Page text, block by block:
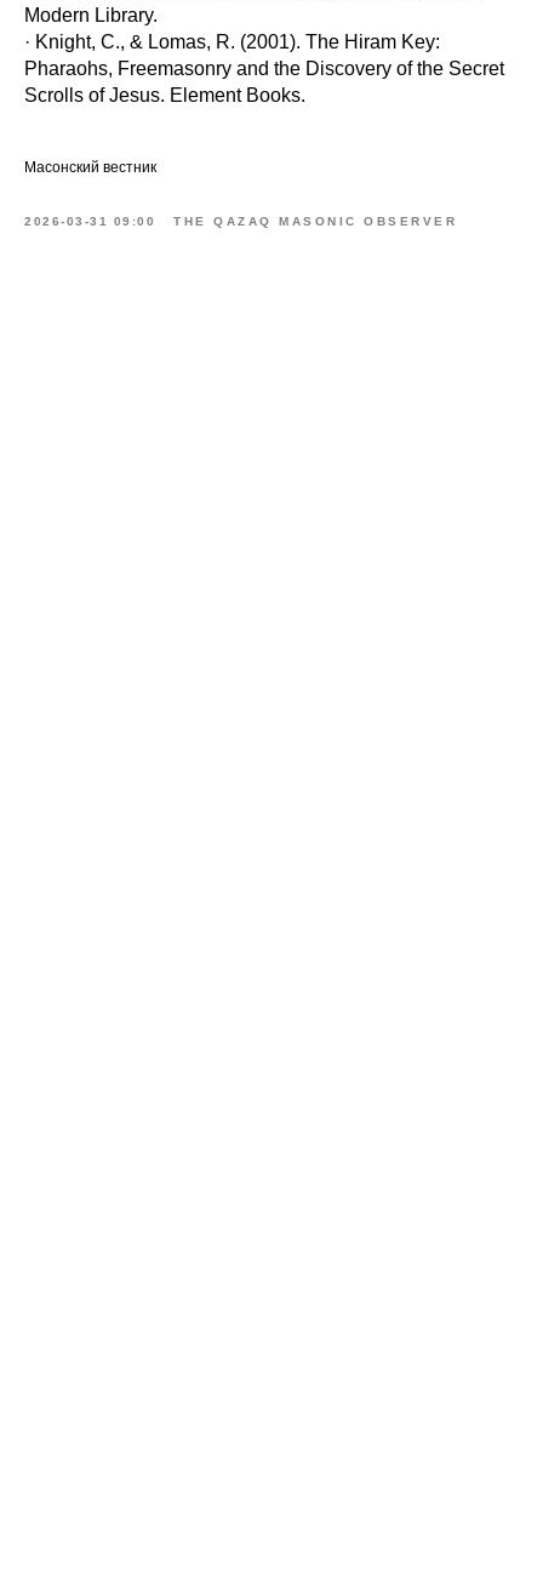
Modern Library.
· Knight, C., & Lomas, R. (2001). The Hiram Key:
Pharaohs, Freemasonry and the Discovery of the Secret
Scrolls of Jesus. Element Books.
Масонский вестник
2026-03-31 09:00 THE QAZAQ MASONIC OBSERVER